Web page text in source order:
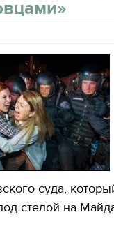
суда,
стелой на